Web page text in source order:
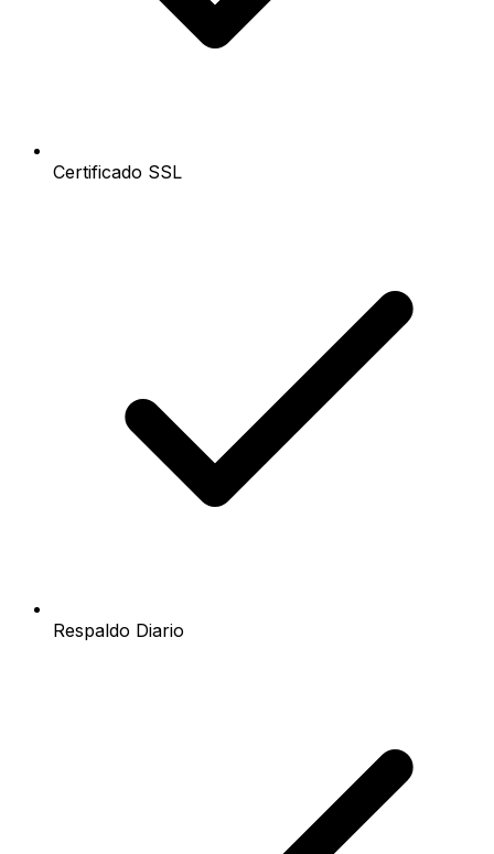
Certificado SSL
Respaldo Diario